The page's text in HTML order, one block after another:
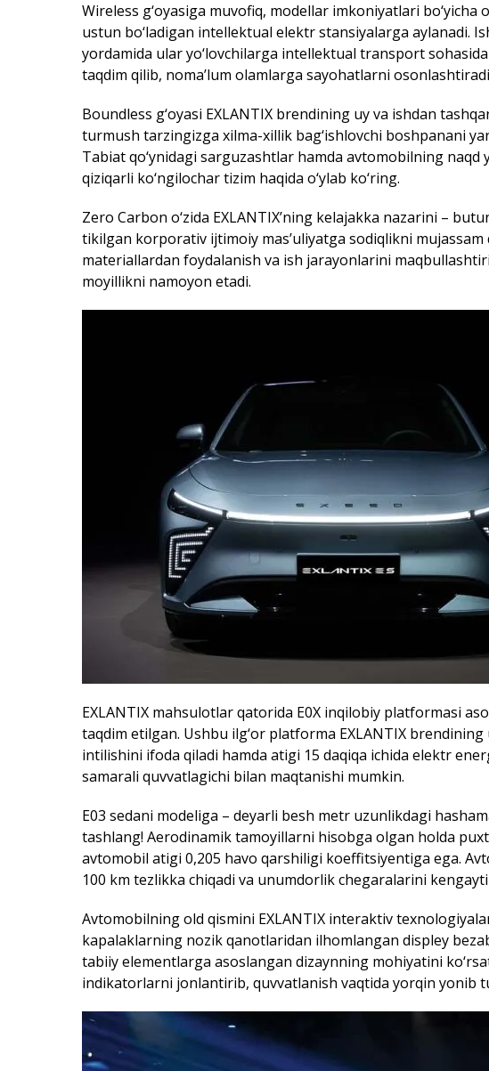
Wireless g‘oyasiga muvofiq, modellar imkoniyatlari
ustun bo‘ladigan intellektual elektr stansiyalarga aylanadi.
yordamida ular yo‘lovchilarga intellektual transport
taqdim qilib, noma’lum olamlarga sayohatlarni
Boundless g‘oyasi EXLANTIX brendining uy va ishdan
turmush tarzingizga xilma-xillik bag‘ishlovchi boshpanani
Tabiat qo‘ynidagi sarguzashtlar hamda avtomobilning naqd
qiziqarli ko‘ngilochar tizim haqida o‘ylab ko‘ring.
Zero Carbon o‘zida EXLANTIX’ning kelajakka nazarini –
tikilgan korporativ ijtimoiy mas’uliyatga sodiqlikni
materiallardan foydalanish va ish jarayonlarini
moyillikni namoyon etadi.
EXLANTIX mahsulotlar qatorida E0X inqilobiy platformasi
taqdim etilgan. Ushbu ilg‘or platforma EXLANTIX
intilishini ifoda qiladi hamda atigi 15 daqiqa ichida elektr
samarali quvvatlagichi bilan maqtanishi mumkin.
E03 sedani modeliga – deyarli besh metr uzunlikdagi
tashlang! Aerodinamik tamoyillarni hisobga olgan holda
avtomobil atigi 0,205 havo qarshiligi koeffitsiyentiga ega.
100 km tezlikka chiqadi va unumdorlik chegaralarini
Avtomobilning old qismini EXLANTIX interaktiv
kapalaklarning nozik qanotlaridan ilhomlangan displey
tabiiy elementlarga asoslangan dizaynning mohiyatini
indikatorlarni jonlantirib, quvvatlanish vaqtida yorqin yonib